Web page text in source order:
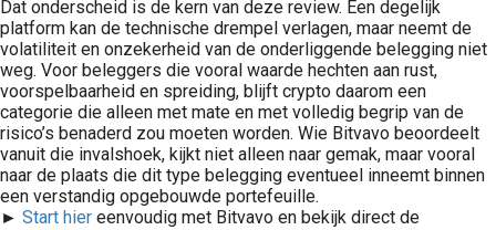
Dat onderscheid is de kern van deze review. Een degelijk
platform kan de technische drempel verlagen, maar neemt de
volatiliteit en onzekerheid van de onderliggende belegging niet
weg. Voor beleggers die vooral waarde hechten aan rust,
voorspelbaarheid en spreiding, blijft crypto daarom een
categorie die alleen met mate en met volledig begrip van de
risico’s benaderd zou moeten worden. Wie Bitvavo beoordeelt
vanuit die invalshoek, kijkt niet alleen naar gemak, maar vooral
naar de plaats die dit type belegging eventueel inneemt binnen
een verstandig opgebouwde portefeuille.
► Start hier eenvoudig met Bitvavo en bekijk direct de